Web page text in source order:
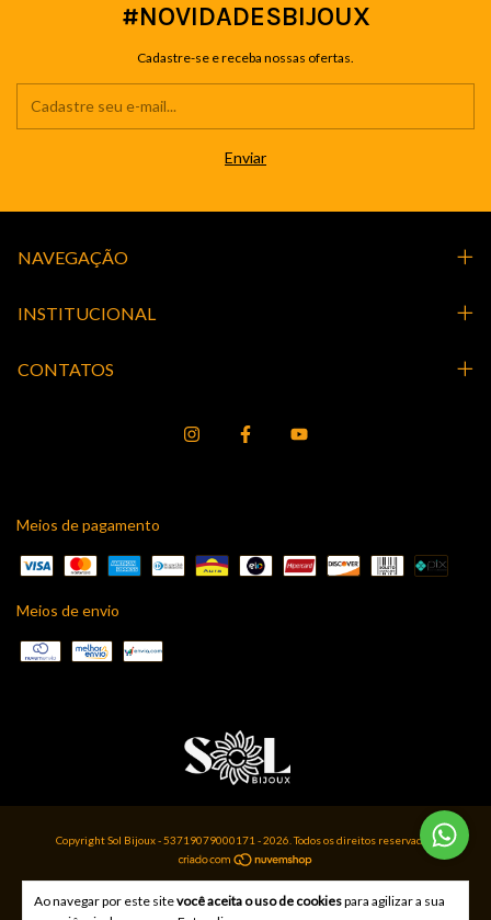
Ao navegar por este sitevocê aceita o uso de cookiespara agilizar a sua
#NOVIDADESBIJOUX
Cadastre-se e receba nossas ofertas.
NAVEGAÇÃO
INSTITUCIONAL
CONTATOS
Meios de pagamento
Meios de envio
Copyright Sol Bijoux - 53719079000171 - 2026. Todos os direitos reservados.